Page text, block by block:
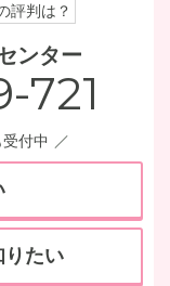
評判は？
ンター
721
付中
りたい